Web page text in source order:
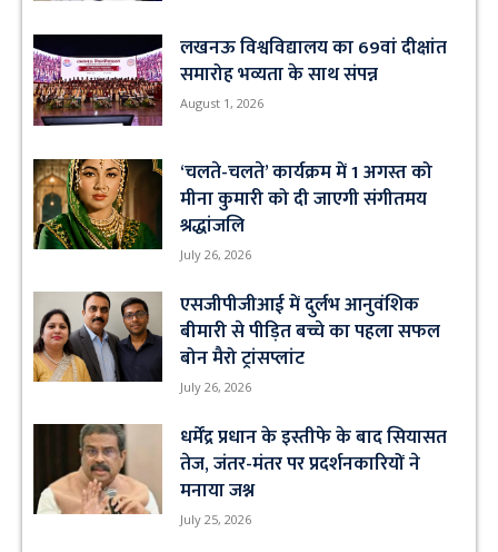
लखनऊ विश्वविद्यालय का 69वां दीक्षांत
समारोह भव्यता के साथ संपन्न
August 1, 2026
‘चलते-चलते’ कार्यक्रम में 1 अगस्त को
मीना कुमारी को दी जाएगी संगीतमय
श्रद्धांजलि
July 26, 2026
एसजीपीजीआई में दुर्लभ आनुवंशिक
बीमारी से पीड़ित बच्चे का पहला सफल
बोन मैरो ट्रांसप्लांट
July 26, 2026
धर्मेंद्र प्रधान के इस्तीफे के बाद सियासत
तेज, जंतर-मंतर पर प्रदर्शनकारियों ने
मनाया जश्न
July 25, 2026